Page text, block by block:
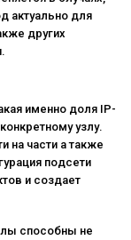
актуально для
других
именно доля IP-
узлу.
на части а также
подсети
и создает
способны не